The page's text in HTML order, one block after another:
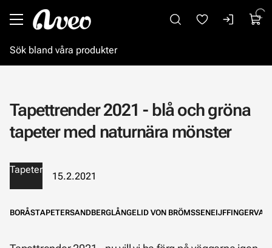
Tapettrender 2021 - blå och gröna
tapeter med naturnära mönster
Tapeter
15.2.2021
BORÅSTAPETERSANDBERGLÅNGELID VON BRÖMSSENEIJFFINGER